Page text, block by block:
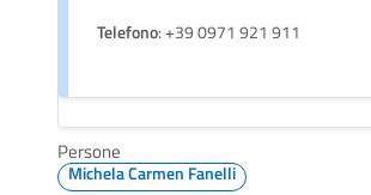
Telefono: +39 0971 921 911
Persone
Michela Carmen Fanelli